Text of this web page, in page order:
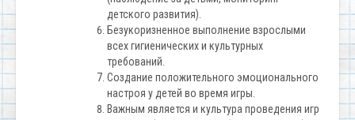
детского развития).
Безукоризненное выполнение взрослыми
всех гигиенических и культурных
требований.
Создание положительного эмоционального
настроя у детей во время игры.
Важным является и культура проведения игр